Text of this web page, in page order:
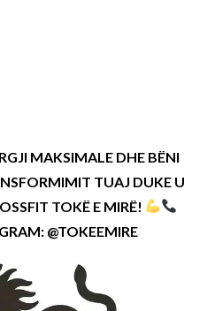
MAKSIMALE DHE BËNI
TUAJ DUKE U
TOKË E MIRË!
@TOKEEMIRE